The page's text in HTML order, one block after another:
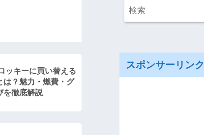
ッキーに買い替える
は？魅力・燃費・グ
を徹底解説
スポンサーリンク